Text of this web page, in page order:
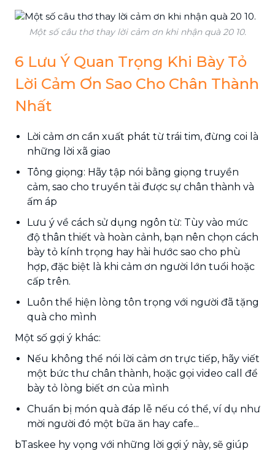
Một số câu thơ thay lời cảm ơn khi nhận quà 20 10.
6 Lưu Ý Quan Trọng Khi Bày Tỏ
Lời Cảm Ơn Sao Cho Chân Thành
Nhất
Lời cảm ơn cần xuất phát từ trái tim, đừng coi là
những lời xã giao
Tông giọng: Hãy tập nói bằng giọng truyền
cảm, sao cho truyền tải được sự chân thành và
ấm áp
Lưu ý về cách sử dụng ngôn từ: Tùy vào mức
độ thân thiết và hoàn cảnh, bạn nên chọn cách
bày tỏ kính trọng hay hài hước sao cho phù
hợp, đặc biệt là khi cảm ơn người lớn tuổi hoặc
cấp trên.
Luôn thể hiện lòng tôn trọng với người đã tặng
quà cho mình
Một số gợi ý khác:
Nếu không thể nói lời cảm ơn trực tiếp, hãy viết
một bức thư chân thành, hoặc gọi video call để
bày tỏ lòng biết ơn của mình
Chuẩn bị món quà đáp lễ nếu có thể, ví dụ như
mời người đó một bữa ăn hay cafe...
bTaskee hy vọng với những lời gợi ý này, sẽ giúp